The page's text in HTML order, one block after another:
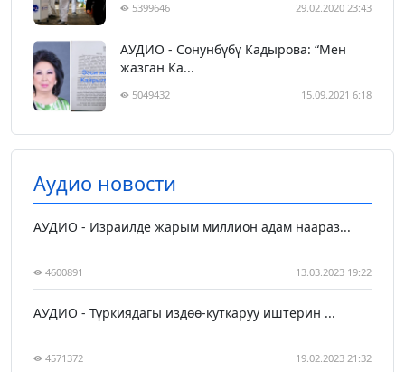
5399646 29.02.2020 23:43
АУДИО - Сонунбүбү Кадырова: “Мен
жазган Ка...
5049432 15.09.2021 6:18
Аудио новости
АУДИО - Израилде жарым миллион адам наараз...
4600891 13.03.2023 19:22
АУДИО - Түркиядагы издөө-куткаруу иштерин ...
4571372 19.02.2023 21:32